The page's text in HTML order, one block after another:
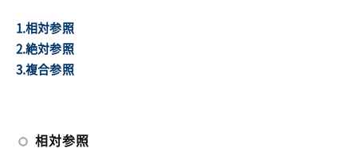
1.相対参照
2.絶対参照
3.複合参照
相対参照